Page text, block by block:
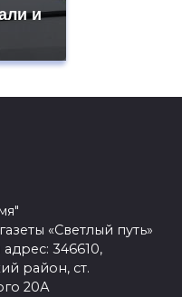
и
«Светлый путь»
346610,
район, ст.
20А